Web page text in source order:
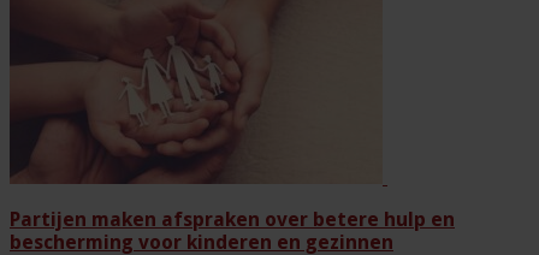
Partijen maken afspraken over betere hulp en
bescherming voor kinderen en gezinnen